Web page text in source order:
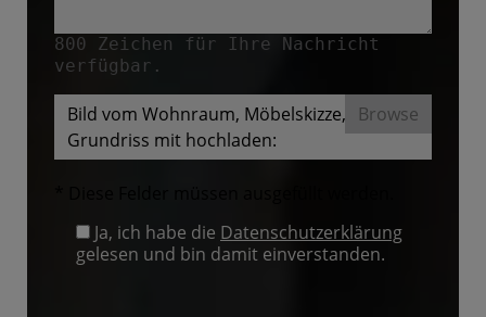
800 Zeichen für Ihre Nachricht
verfügbar.
Bild vom Wohnraum, Möbelskizze,
Grundriss mit hochladen:
Ja, ich habe die Datenschutzerklärung
gelesen und bin damit einverstanden.